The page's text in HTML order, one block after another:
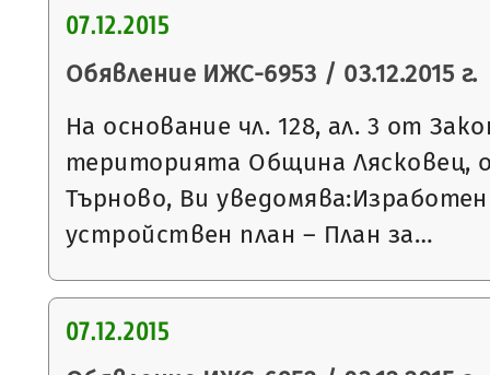
07.12.2015
Обявление ИЖС-6953 / 03.12.2015 г.
На основание чл. 128, ал. 3 от
територията Община Лясковец,
Търново, Ви
устройствен план – План за…
07.12.2015